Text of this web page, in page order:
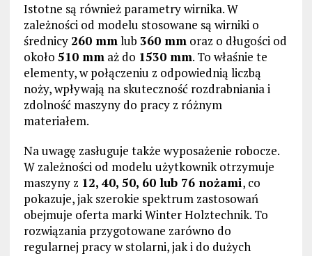
Istotne są również parametry wirnika. W
zależności od modelu stosowane są wirniki o
średnicy 260 mmlub 360 mmoraz o długości od
około 510 mmaż do 1530 mm. To właśnie te
elementy, w połączeniu z odpowiednią liczbą
noży, wpływają na skuteczność rozdrabniania i
zdolność maszyny do pracy z różnym
materiałem.
Na uwagę zasługuje także wyposażenie robocze.
W zależności od modelu użytkownik otrzymuje
maszyny z 12, 40, 50, 60 lub 76 nożami, co
pokazuje, jak szerokie spektrum zastosowań
obejmuje oferta marki Winter Holztechnik. To
rozwiązania przygotowane zarówno do
regularnej pracy w stolarni, jak i do dużych